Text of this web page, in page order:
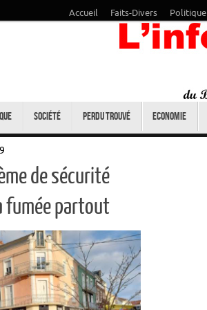
Accueil Faits-Divers Politique
Société Perdu trouvé Economie
de sécurité
fumée partout